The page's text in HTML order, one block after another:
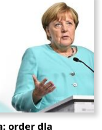
order dla